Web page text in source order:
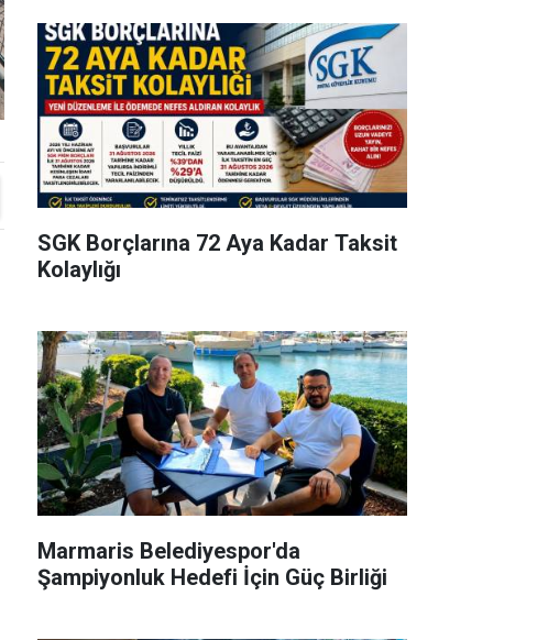
SGK Borçlarına 72 Aya Kadar Taksit
Kolaylığı
Marmaris Belediyespor'da
Şampiyonluk Hedefi İçin Güç Birliği